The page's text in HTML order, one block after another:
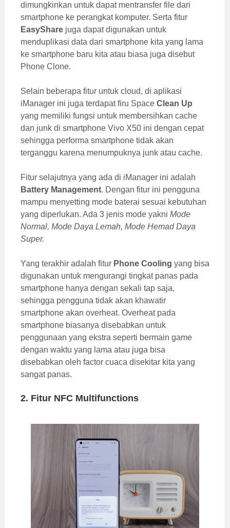
dimungkinkan untuk dapat mentransfer file dari
smartphone ke perangkat komputer. Serta fitur
EasyShare juga dapat digunakan untuk
menduplikasi data dari smartphone kita yang lama
ke smartphone baru kita atau biasa juga disebut
Phone Clone.
Selain beberapa fitur untuk cloud, di aplikasi
iManager ini juga terdapat firu Space Clean Up
yang memiliki fungsi untuk membersihkan cache
dan junk di smartphone Vivo X50 ini dengan cepat
sehingga performa smartphone tidak akan
terganggu karena menumpuknya junk atau cache.
Fitur selajutnya yang ada di iManager ini adalah
Battery Management. Dengan fitur ini pengguna
mampu menyetting mode baterai sesuai kebutuhan
yang diperlukan. Ada 3 jenis mode yakni Mode
Normal, Mode Daya Lemah, Mode Hemad Daya
Super.
Yang terakhir adalah fitur Phone Cooling yang bisa
digunakan untuk mengurangi tingkat panas pada
smartphone hanya dengan sekali tap saja,
sehingga pengguna tidak akan khawatir
smartphone akan overheat. Overheat pada
smartphone biasanya disebabkan untuk
penggunaan yang ekstra seperti bermain game
dengan waktu yang lama atau juga bisa
disebabkan oleh factor cuaca disekitar kita yang
sangat panas.
2. Fitur NFC Multifunctions